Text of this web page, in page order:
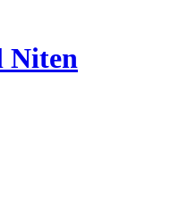
Niten